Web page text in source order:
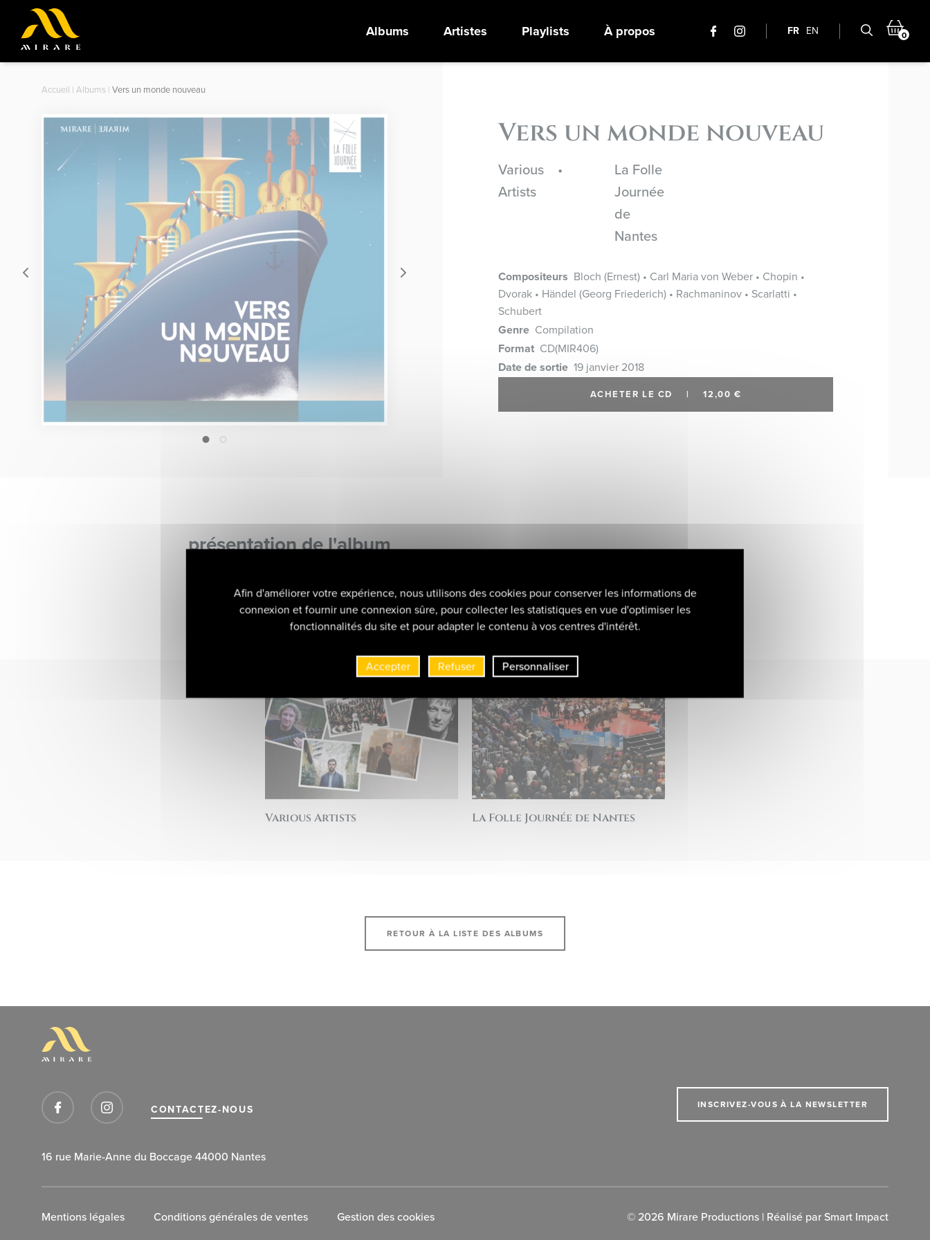
Albums Artistes Playlists À propos FR EN 0
Accueil | Albums | Vers un monde nouveau
1 2
Vers un monde nouveau
Various
Artists
•
La Folle
Journée
de
Nantes
Compositeurs Bloch (Ernest) • Carl Maria von Weber • Chopin •
Dvorak • Händel (Georg Friederich) • Rachmaninov • Scarlatti •
Schubert
Genre Compilation
Format CD(MIR406)
Date de sortie 19 janvier 2018
ACHETER LE CD | 12,00 €
présentation de l'album
Various Artists La Folle Journée de Nantes
RETOUR À LA LISTE DES ALBUMS
CONTACTEZ-NOUS INSCRIVEZ-VOUS À LA NEWSLETTER
16 rue Marie-Anne du Boccage 44000 Nantes
Mentions légales Conditions générales de ventes Gestion des cookies © 2026 Mirare Productions | Réalisé parSmart Impact
Afin d'améliorer votre expérience, nous utilisons des cookies pour conserver les informations de
connexion et fournir une connexion sûre, pour collecter les statistiques en vue d'optimiser les
fonctionnalités du site et pour adapter le contenu à vos centres d'intérêt.
Accepter Refuser Personnaliser